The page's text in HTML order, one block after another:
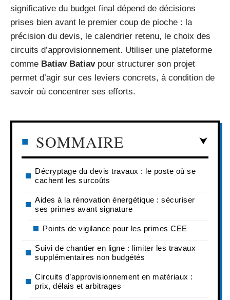
significative du budget final dépend de décisions
prises bien avant le premier coup de pioche : la
précision du devis, le calendrier retenu, le choix des
circuits d’approvisionnement. Utiliser une plateforme
comme Batiav Batiavpour structurer son projet
permet d’agir sur ces leviers concrets, à condition de
savoir où concentrer ses efforts.
SOMMAIRE
Décryptage du devis travaux : le poste où se
cachent les surcoûts
Aides à la rénovation énergétique : sécuriser
ses primes avant signature
Points de vigilance pour les primes CEE
Suivi de chantier en ligne : limiter les travaux
supplémentaires non budgétés
Circuits d’approvisionnement en matériaux :
prix, délais et arbitrages